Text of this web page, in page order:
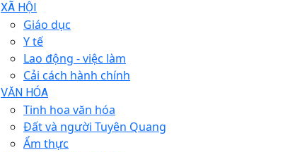
XÃ HỘI
Giáo dục
Y tế
Lao động - việc làm
Cải cách hành chính
VĂN HÓA
Tinh hoa văn hóa
Đất và người Tuyên Quang
Ẩm thực